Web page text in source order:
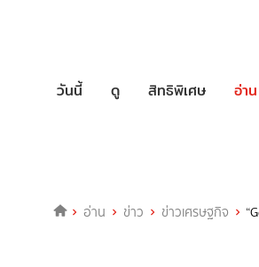
วันนี้ ดู สิทธิพิเศษ อ่าน
อ่าน ข่าว ข่าวเศรษฐกิจ